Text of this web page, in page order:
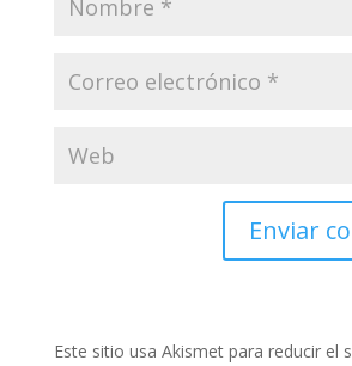
Este sitio usa Akismet para reducir el